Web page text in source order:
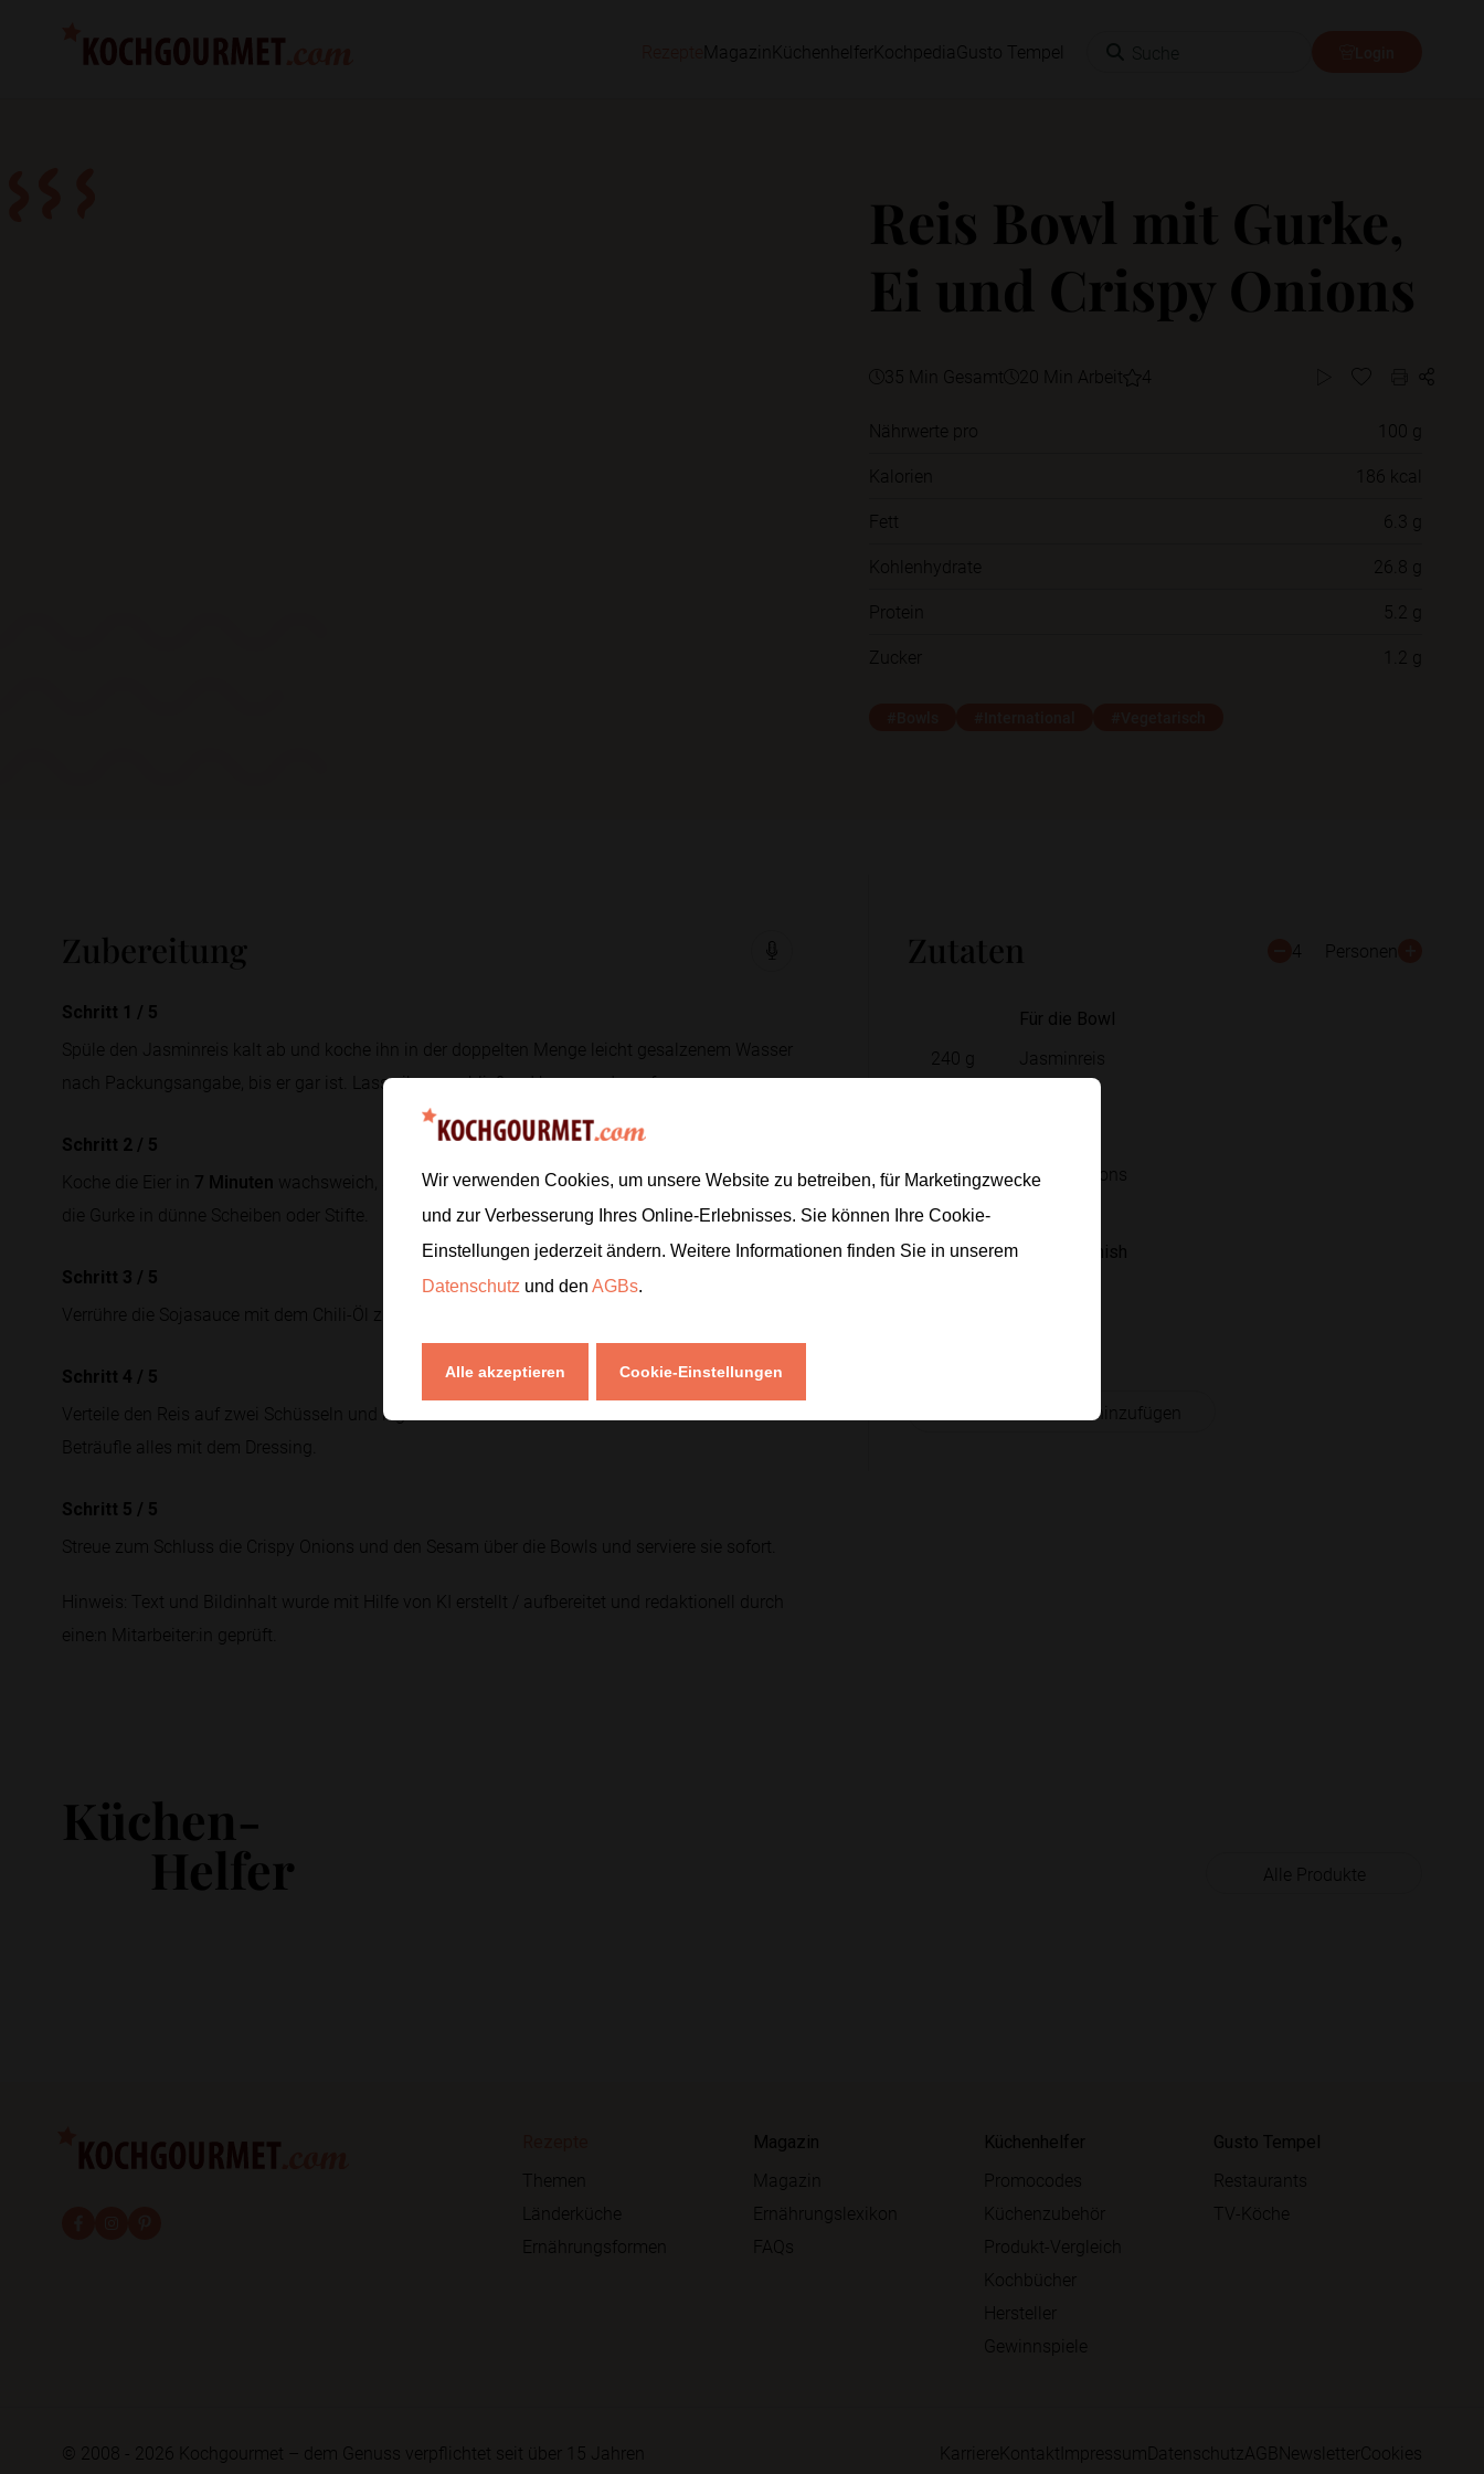
Magazin Küchenhelfer Kochpedia Gusto Tempel
Reis Bowl mit Gurke,
Ei und Crispy Onions
35 Min Gesamt 20 Min Arbeit 4
Nährwerte pro
100 g
Kalorien
186 kcal
Fett
6.3 g
Kohlenhydrate
26.8 g
Protein
5.2 g
Zucker
1.2 g
Zutaten 4 Personen
Für die Bowl
240 g
Jasminreis
60g
Crispy Onions
3EL
Für das Finish
Zur Einkaufsliste hinzufügen
Zubereitung
Schritt 1 / 5
Spüle den Jasminreis kalt ab und koche ihn in der doppelten Menge leicht gesalzenem Wasser
nach Packungsangabe, bis er gar ist. Lasse ihn anschließend kurz ausdampfen.
Schritt 2 / 5
Koche die Eier in 7 Minuten wachsweich, schrecke sie kalt ab, pelle und halbiere sie. Schneide
die Gurke in dünne Scheiben oder Stifte.
Schritt 3 / 5
Verrühre die Sojasauce mit dem Chili-Öl zu einem Dressing.
Schritt 4 / 5
Verteile den Reis auf zwei Schüsseln und lege Gurke und die halbierten Eier locker darauf.
Beträufle alles mit dem Dressing.
Schritt 5 / 5
Streue zum Schluss die Crispy Onions und den Sesam über die Bowls und serviere sie sofort.
Hinweis: Text und Bildinhalt wurde mit Hilfe von KI erstellt / aufbereitet und redaktionell durch
eine:n Mitarbeiter:in geprüft.
Küchen-
Helfer Alle Produkte
Themen
Länderküche
Ernährungsformen
Magazin
Magazin
Ernährungslexikon
FAQs
Küchenhelfer
Promocodes
Küchenzubehör
Produkt-Vergleich
Kochbücher
Hersteller
Gewinnspiele
Gusto Tempel
Restaurants
TV-Köche
© 2008 - 2026 Kochgourmet – dem Genuss verpflichtet seit über 15 Jahren Karriere Kontakt ImpressumDatenschutzAGBNewsletterCookies
Wir verwenden Cookies, um unsere Website zu betreiben, für Marketingzwecke
und zur Verbesserung Ihres Online-Erlebnisses. Sie können Ihre Cookie-
Einstellungen jederzeit ändern. Weitere Informationen finden Sie in unserem
Datenschutz und den AGBs.
Alle akzeptieren Cookie-Einstellungen